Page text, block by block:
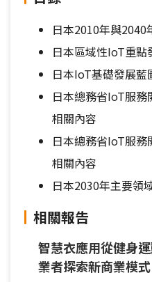
日本2010年與2040
日本區域性IoT重點
日本IoT基礎發展藍
日本總務省IoT服
相關內容
日本總務省IoT服
相關內容
日本2030年主要領
相關報告
智慧衣應用從健身
業者探索新商業模